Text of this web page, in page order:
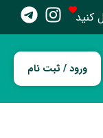
کنید
ورود / ثبت نام